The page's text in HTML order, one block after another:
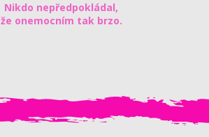
Nikdo nepředpokládal,
že onemocním tak brzo.